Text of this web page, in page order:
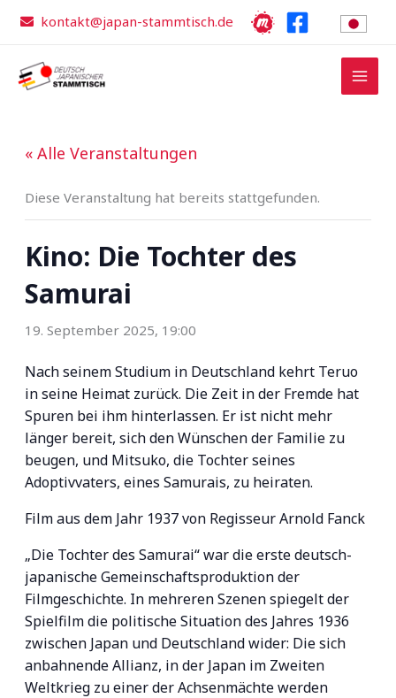
Inhalt
kontakt@japan-stammtisch.de
« Alle Veranstaltungen
Diese Veranstaltung hat bereits stattgefunden.
Kino: Die Tochter des
Samurai
19. September 2025, 19:00
Nach seinem Studium in Deutschland kehrt Teruo
in seine Heimat zurück. Die Zeit in der Fremde hat
Spuren bei ihm hinterlassen. Er ist nicht mehr
länger bereit, sich den Wünschen der Familie zu
beugen, und Mitsuko, die Tochter seines
Adoptivvaters, eines Samurais, zu heiraten.
Film aus dem Jahr 1937 von Regisseur Arnold Fanck
„Die Tochter des Samurai“ war die erste deutsch-
japanische Gemeinschaftsproduktion der
Filmgeschichte. In mehreren Szenen spiegelt der
Spielfilm die politische Situation des Jahres 1936
zwischen Japan und Deutschland wider: Die sich
anbahnende Allianz, in der Japan im Zweiten
Weltkrieg zu einer der Achsenmächte werden